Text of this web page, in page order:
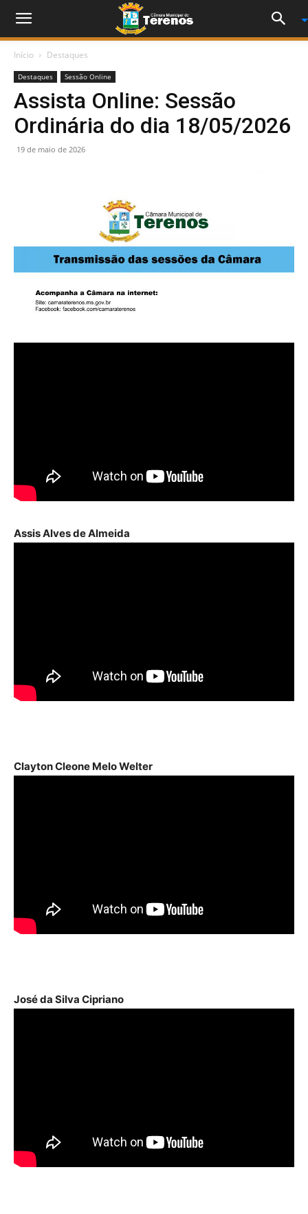
Início Destaques
Destaques Sessão Online
Assista Online: Sessão
Ordinária do dia 18/05/2026
19 de maio de 2026
Assis Alves de Almeida
Clayton Cleone Melo Welter
José da Silva Cipriano